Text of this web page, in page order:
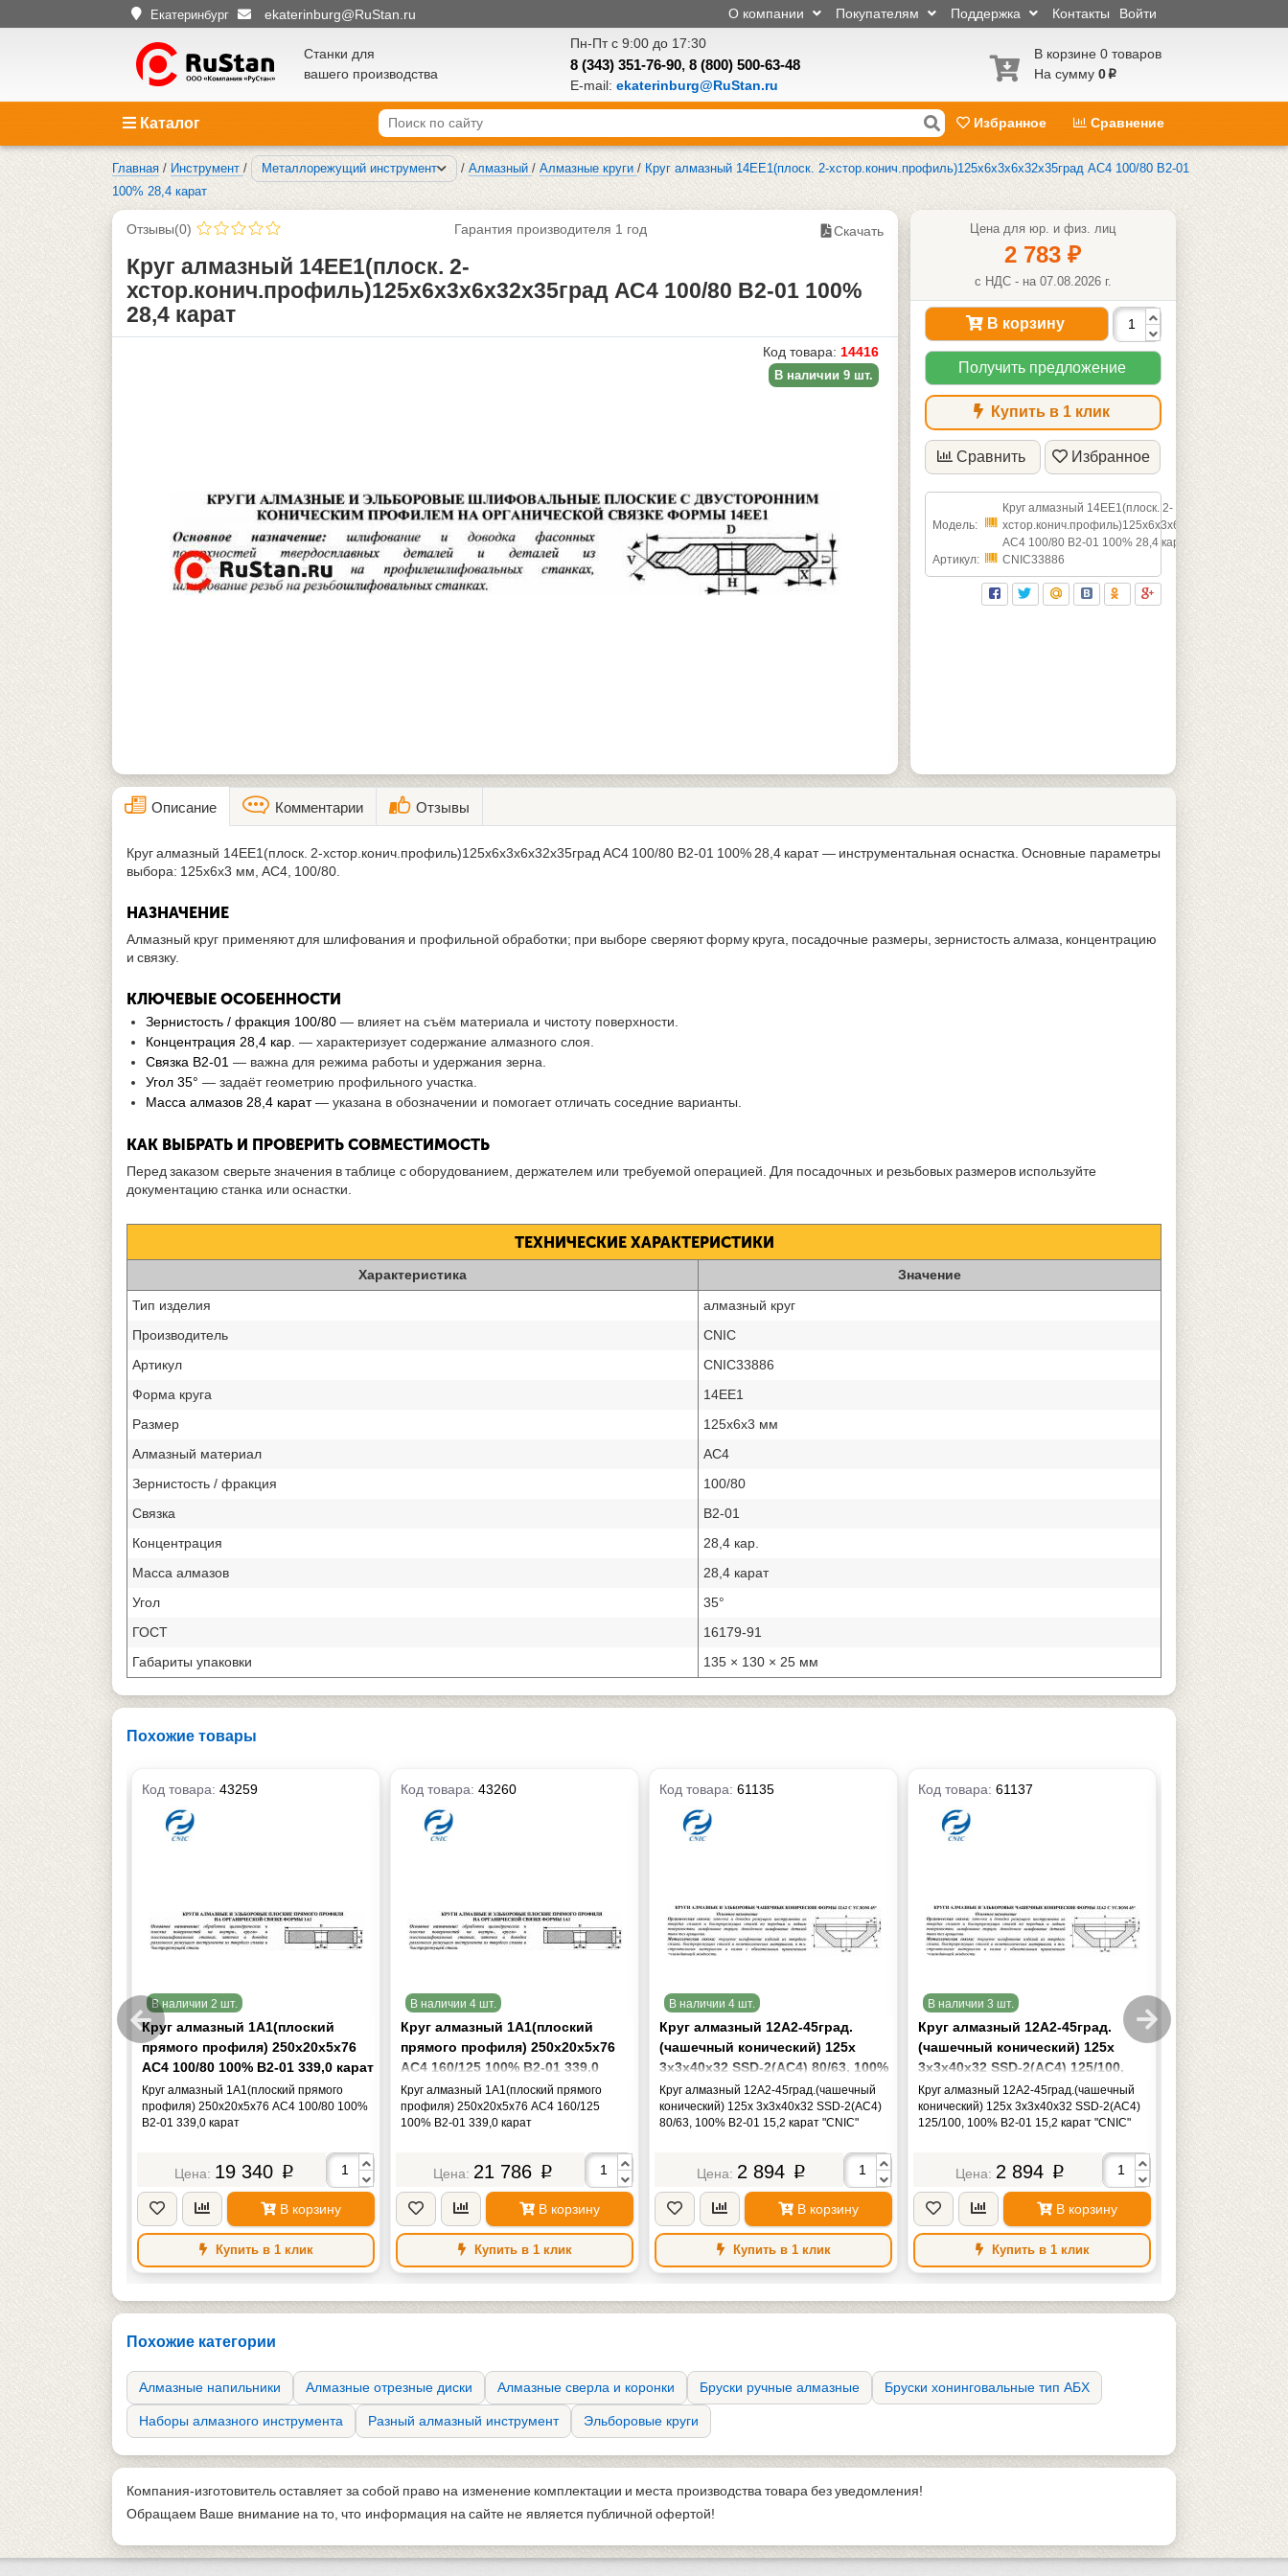
Екатеринбург ekaterinburg@RuStan.ru Войти
Контакты
Поддержка
Покупателям
О компании
Станки для
вашего производства
Пн-Пт с 9:00 до 17:30
8 (343) 351-76-90, 8 (800) 500-63-48
E-mail: ekaterinburg@RuStan.ru
В корзине 0 товаров
На сумму 0 p
Каталог Избранное Сравнение
Главная / Инструмент / Металлорежущий инструмент / Алмазный / Алмазные круги / Круг алмазный 14ЕЕ1(плоск. 2-хстор.конич.профиль)125х6х3х6х32х35град АС4 100/80 В2-01
100% 28,4 карат
Отзывы(0) Гарантия производителя 1 год Скачать
Круг алмазный 14ЕЕ1(плоск. 2-
хстор.конич.профиль)125х6х3х6х32х35град АС4 100/80 В2-01 100%
28,4 карат
Код товара: 14416
В наличии 9 шт.
Цена для юр. и физ. лиц
2 783₽
с НДС - на 07.08.2026 г.
В корзину
Получить предложение
Купить в 1 клик
Сравнить Избранное
Модель:
Круг алмазный 14ЕЕ1(плоск. 2-
хстор.конич.профиль)125х6х3х6х32х35град
АС4 100/80 В2-01 100% 28,4 карат
Артикул:
CNIC33886
Описание Комментарии Отзывы
Круг алмазный 14ЕЕ1(плоск. 2-хстор.конич.профиль)125х6х3х6х32х35град АС4 100/80 В2-01 100% 28,4 карат — инструментальная оснастка. Основные параметры
выбора: 125х6х3 мм, АС4, 100/80.
НАЗНАЧЕНИЕ
Алмазный круг применяют для шлифования и профильной обработки; при выборе сверяют форму круга, посадочные размеры, зернистость алмаза, концентрацию
и связку.
КЛЮЧЕВЫЕ ОСОБЕННОСТИ
Зернистость / фракция 100/80 — влияет на съём материала и чистоту поверхности.
Концентрация 28,4 кар. — характеризует содержание алмазного слоя.
Связка В2-01 — важна для режима работы и удержания зерна.
Угол 35° — задаёт геометрию профильного участка.
Масса алмазов 28,4 карат— указана в обозначении и помогает отличать соседние варианты.
КАК ВЫБРАТЬ И ПРОВЕРИТЬ СОВМЕСТИМОСТЬ
Перед заказом сверьте значения в таблице с оборудованием, держателем или требуемой операцией. Для посадочных и резьбовых размеров используйте
документацию станка или оснастки.
ТЕХНИЧЕСКИЕ ХАРАКТЕРИСТИКИ
Характеристика
Значение
Тип изделия
алмазный круг
Производитель
CNIC
Артикул
CNIC33886
Форма круга
14ЕЕ1
Размер
125х6х3 мм
Алмазный материал
АС4
Зернистость / фракция
100/80
Связка
В2-01
Концентрация
28,4 кар.
Масса алмазов
28,4 карат
Угол
35°
ГОСТ
16179-91
Габариты упаковки
135 × 130 × 25 мм
Похожие товары
250х20х5х76
01 339,0 кар.
АС4 125/100
В корзину
1 клик
Код товара: 43259
В наличии 2 шт.
Круг алмазный 1А1(плоский
прямого профиля) 250х20х5х76
АС4 100/80 100% В2-01 339,0 карат
Круг алмазный 1А1(плоский прямого
профиля) 250х20х5х76 АС4 100/80 100%
В2-01 339,0 карат
19 340 p
В корзину
Купить в 1 клик
Код товара: 43260
В наличии 4 шт.
Круг алмазный 1А1(плоский
прямого профиля) 250х20х5х76
АС4 160/125 100% В2-01 339,0
карат
Круг алмазный 1А1(плоский прямого
профиля) 250х20х5х76 АС4 160/125
100% В2-01 339,0 карат
21 786 p
В корзину
Купить в 1 клик
Код товара: 61135
В наличии 4 шт.
Круг алмазный 12А2-45град.
(чашечный конический) 125х
3х3х40х32 SSD-2(АС4) 80/63, 100%
В2-01 15,2 карат "CNIC"
Круг алмазный 12А2-45град.(чашечный
конический) 125х 3х3х40х32 SSD-2(АС4)
80/63, 100% В2-01 15,2 карат "CNIC"
2 894 p
В корзину
Купить в 1 клик
Код товара: 61137
В наличии 3 шт.
Круг алмазный 12А2-45град.
(чашечный конический) 125х
3х3х40х32 SSD-2(АС4) 125/100,
100% В2-01 15,2 карат "CNIC"
Круг алмазный 12А2-45град.(чашечный
конический) 125х 3х3х40х32 SSD-2(АС4)
125/100, 100% В2-01 15,2 карат "CNIC"
2 894 p
В корзину
Купить в 1 клик
Круг алмазный
(чашечный
5х5х42х32 АС4
41,0 кар
конический) 125х
100% В2-01 41,0 кар
Похожие категории
Алмазные напильники Алмазные отрезные диски Алмазные сверла и коронки Бруски ручные алмазные Бруски хонинговальные тип АБХ
Наборы алмазного инструмента Разный алмазный инструмент Эльборовые круги
Компания-изготовитель оставляет за собой право на изменение комплектации и места производства товара без уведомления!
Обращаем Ваше внимание на то, что информация на сайте не является публичной офертой!